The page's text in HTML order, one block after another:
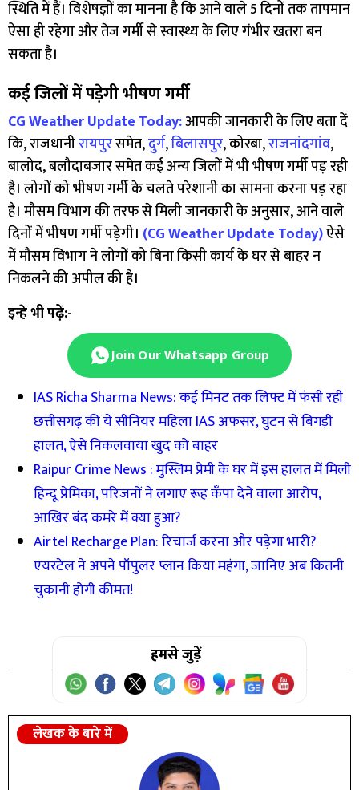
स्थिति में हैं। विशेषज्ञों का मानना है कि आने वाले 5 दिनों तक तापमान
ऐसा ही रहेगा और तेज गर्मी से स्वास्थ्य के लिए गंभीर खतरा बन
सकता है।
कई जिलों में पड़ेगी भीषण गर्मी
CG Weather Update Today:आपकी जानकारी के लिए बता दें
कि, राजधानीरायपुरसमेत,दुर्ग,बिलासपुर, कोरबा,राजनांदगांव,
बालोद, बलौदाबजार समेत कई अन्य जिलों में भी भीषण गर्मी पड़ रही
है। लोगों को भीषण गर्मी के चलते परेशानी का सामना करना पड़ रहा
है। मौसम विभाग की तरफ से मिली जानकारी के अनुसार, आने वाले
दिनों में भीषण गर्मी पड़ेगी। (CG Weather Update Today)ऐसे
में मौसम विभाग ने लोगों को बिना किसी कार्य के घर से बाहर न
निकलने की अपील की है।
इन्हे भी पढ़ें:-
Join Our Whatsapp Group
IAS Richa Sharma News: कई मिनट तक लिफ्ट में फंसी रही
छत्तीसगढ़ की ये सीनियर महिला IAS अफसर, घुटन से बिगड़ी
हालत, ऐसे निकलवाया खुद को बाहर
Raipur Crime News : मुस्लिम प्रेमी के घर में इस हालत में मिली
हिन्दू प्रेमिका, परिजनों ने लगाए रूह कँपा देने वाला आरोप,
आखिर बंद कमरे में क्या हुआ?
Airtel Recharge Plan: रिचार्ज करना और पड़ेगा भारी?
एयरटेल ने अपने पॉपुलर प्लान किया महंगा, जानिए अब कितनी
चुकानी होगी कीमत!
हमसे जुड़ें
लेखक के बारे में